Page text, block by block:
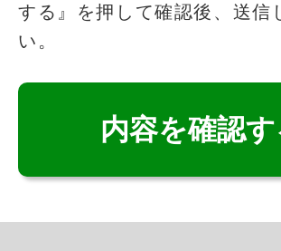
個人情報の取得
致します。
個人情報の利用
する』を押して確認後、送信
い。